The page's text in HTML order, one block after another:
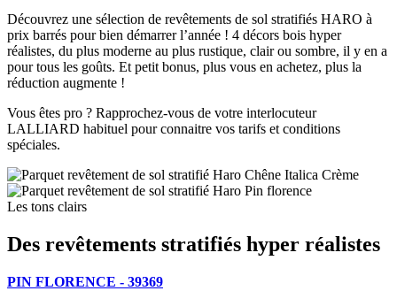
Découvrez une sélection de revêtements de sol stratifiés HARO à
prix barrés pour bien démarrer l’année ! 4 décors bois hyper
réalistes, du plus moderne au plus rustique, clair ou sombre, il y en a
pour tous les goûts. Et petit bonus, plus vous en achetez, plus la
réduction augmente !
Vous êtes pro ? Rapprochez-vous de votre interlocuteur
LALLIARD habituel pour connaitre vos tarifs et conditions
spéciales.
Les tons clairs
Des revêtements stratifiés hyper réalistes
PIN FLORENCE - 39369